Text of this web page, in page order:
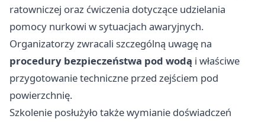
ratowniczej oraz ćwiczenia dotyczące udzielania
pomocy nurkowi w sytuacjach awaryjnych.
Organizatorzy zwracali szczególną uwagę na
procedury bezpieczeństwa pod wodą i właściwe
przygotowanie techniczne przed zejściem pod
powierzchnię.
Szkolenie posłużyło także wymianie doświadczeń